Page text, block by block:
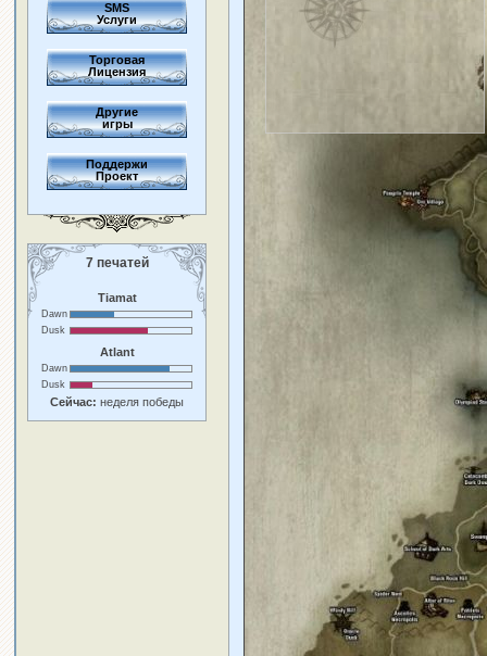
SMS
Услуги
Торговая
Лицензия
Другие
игры
Поддержи
Проект
7 печатей
Tiamat
Dawn
Dusk
Atlant
Dawn
Dusk
Сейчас: неделя победы